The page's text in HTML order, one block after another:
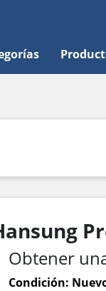
Obtener
Condición: